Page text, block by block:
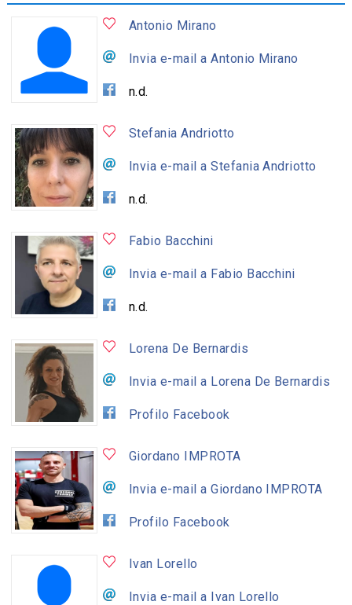
Antonio Mirano
Invia e-mail a Antonio Mirano
n.d.
Stefania Andriotto
Invia e-mail a Stefania Andriotto
n.d.
Fabio Bacchini
Invia e-mail a Fabio Bacchini
n.d.
Lorena De Bernardis
Invia e-mail a Lorena De Bernardis
Profilo Facebook
Giordano IMPROTA
Invia e-mail a Giordano IMPROTA
Profilo Facebook
Ivan Lorello
Invia e-mail a Ivan Lorello